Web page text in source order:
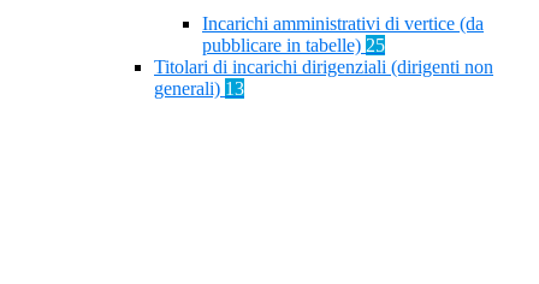
Incarichi amministrativi di vertice (da
pubblicare in tabelle) 25
Titolari di incarichi dirigenziali (dirigenti non
generali) 13